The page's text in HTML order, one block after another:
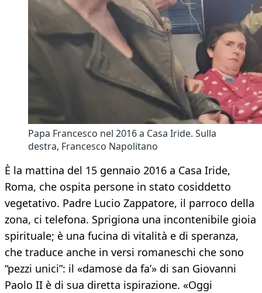
Papa Francesco nel 2016 a Casa Iride. Sulla
destra, Francesco Napolitano
È la mattina del 15 gennaio 2016 a Casa Iride,
Roma, che ospita persone in stato cosiddetto
vegetativo. Padre Lucio Zappatore, il parroco della
zona, ci telefona. Sprigiona una incontenibile gioia
spirituale; è una fucina di vitalità e di speranza,
che traduce anche in versi romaneschi che sono
“pezzi unici”: il «damose da fa’» di san Giovanni
Paolo II è di sua diretta ispirazione. «Oggi